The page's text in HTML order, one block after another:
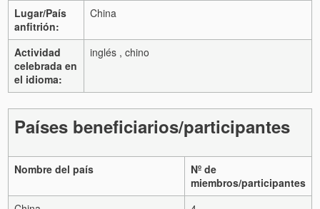
Lugar/País
anfitrión:
China
Actividad
celebrada en
el idioma:
inglés , chino
Países beneficiarios/participantes
Nombre del país
Nº de
miembros/participantes